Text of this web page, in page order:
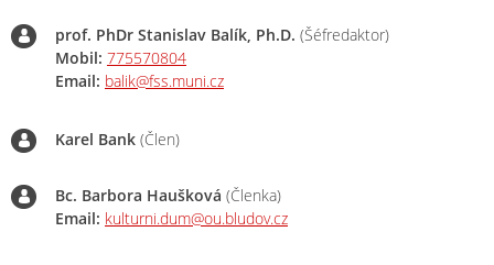
prof. PhDr Stanislav Balík, Ph.D. (Šéfredaktor)
Mobil: 775570804
Email: balik@fss.muni.cz
Karel Bank (Člen)
Bc. Barbora Haušková (Členka)
Email: kulturni.dum@ou.bludov.cz